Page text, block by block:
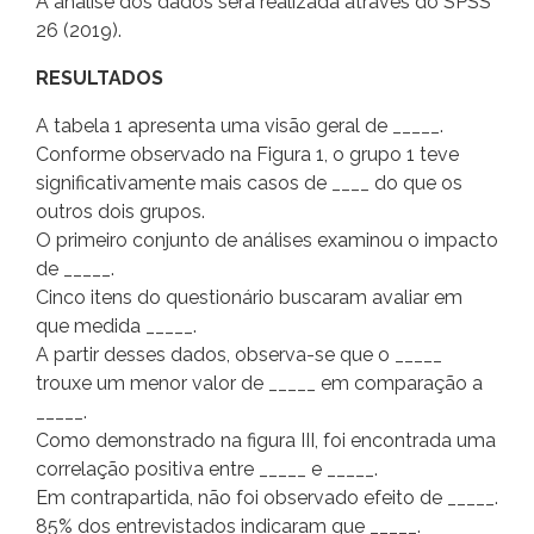
26 (2019).
RESULTADOS
A tabela 1 apresenta uma visão geral de _____.
Conforme observado na Figura 1, o grupo 1 teve
significativamente mais casos de ____ do que os
outros dois grupos.
O primeiro conjunto de análises examinou o impacto
de _____.
Cinco itens do questionário buscaram avaliar em
que medida _____.
A partir desses dados, observa-se que o _____
trouxe um menor valor de _____ em comparação a
_____.
Como demonstrado na figura III, foi encontrada uma
correlação positiva entre _____ e _____.
Em contrapartida, não foi observado efeito de _____.
85% dos entrevistados indicaram que _____.